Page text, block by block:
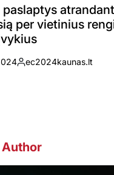
per vietinius
Posted
ec2024kaunas.lt
Author